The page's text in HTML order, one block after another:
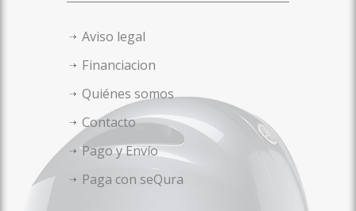
Aviso legal
Financiacion
Quiénes somos
Contacto
Pago y Envío
Paga con seQura